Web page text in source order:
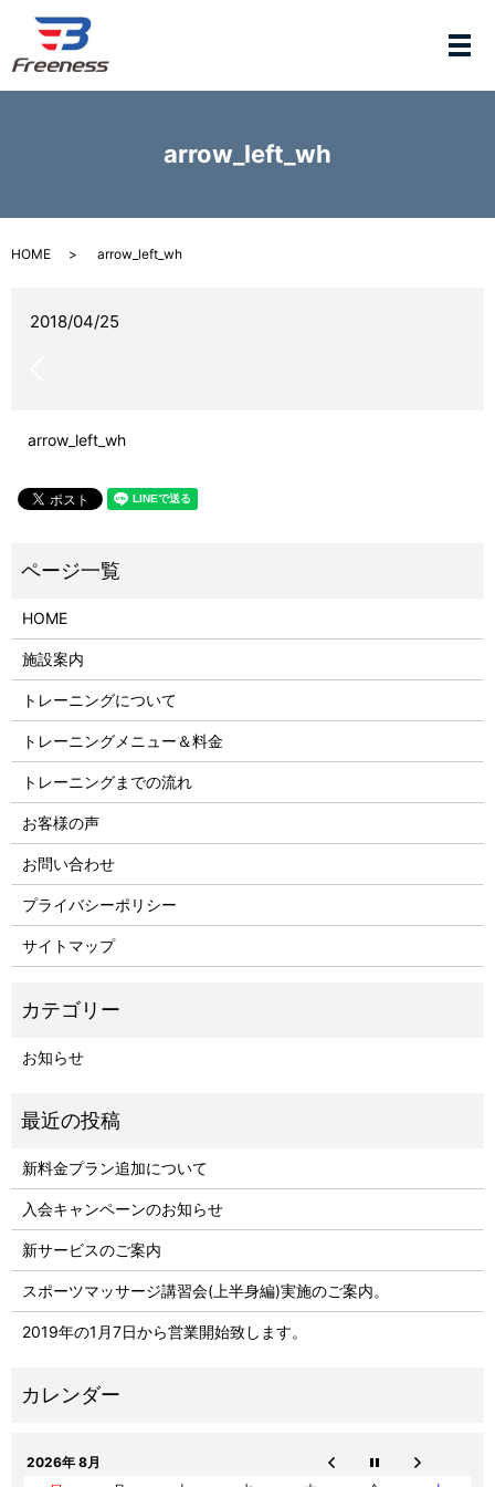
メ
arrow_left_wh
HOME arrow_left_wh
2018/04/25
arrow_left_wh
HOME
施設案内
トレーニングについて
トレーニングメニュー＆料金
トレーニングまでの流れ
お客様の声
お問い合わせ
プライバシーポリシー
サイトマップ
お知らせ
新料金プラン追加について
入会キャンペーンのお知らせ
新サービスのご案内
スポーツマッサージ講習会(上半身編)実施のご案内。
2019年の1月7日から営業開始致します。
2026年 8月